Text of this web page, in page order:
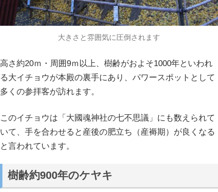
大きさと雰囲気に圧倒されます
高さ約20ｍ・周囲9ｍ以上、樹齢がおよそ1000年といわれ
る大イチョウが本殿の裏手にあり、パワースポットとして
多くの参拝客が訪れます。
このイチョウは「大國魂神社の七不思議」にも数えられて
いて、手を合わせると産後の肥立ち（産褥期）が良くなる
と言われています。
樹齢約900年のケヤキ